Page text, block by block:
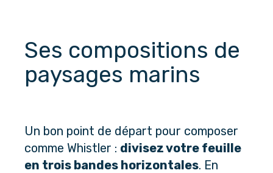
Ses compositions de
paysages marins
Un bon point de départ pour composer
comme Whistler : divisez votre feuille
en trois bandes horizontales. En